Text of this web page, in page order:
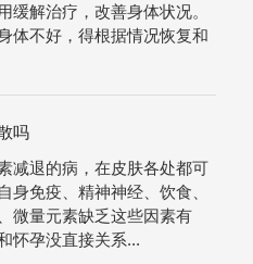
缓解治疗，改善身体状况。
体不好，得根据情况恢复和
吗
减退的病，在皮肤各处都可
身免疫、精神神经、饮食、
微量元素缺乏这些因素有
怀孕没直接关系...